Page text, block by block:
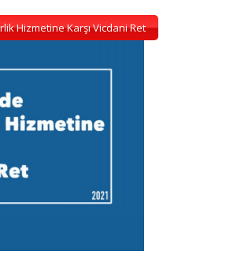
Hizmetine Karşı Vicdani Ret